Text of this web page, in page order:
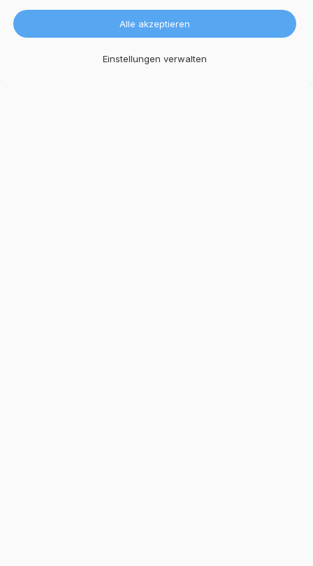
Alle akzeptieren
Einstellungen verwalten